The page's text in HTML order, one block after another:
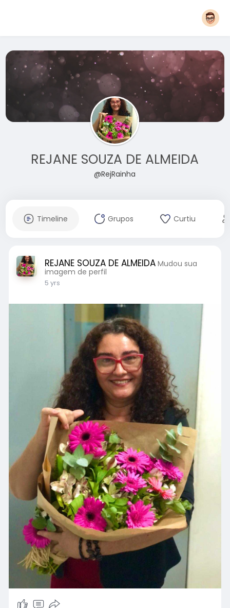
REJANE SOUZA DE ALMEIDA
@RejRainha
Timeline Grupos Curtiu
REJANE SOUZA DE ALMEIDA Mudou sua
imagem de perfil
5 yrs